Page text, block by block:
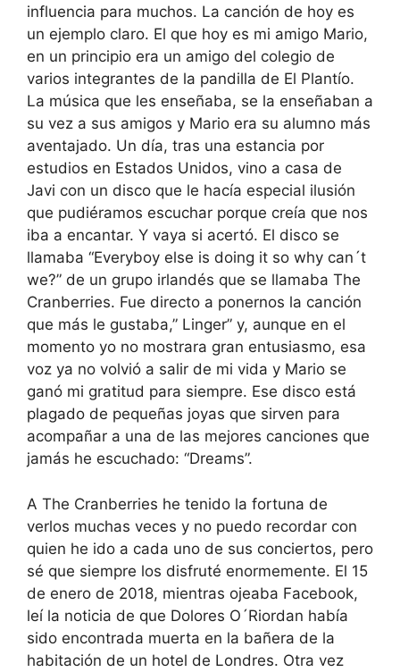
influencia para muchos. La canción de hoy es
un ejemplo claro. El que hoy es mi amigo Mario,
en un principio era un amigo del colegio de
varios integrantes de la pandilla de El Plantío.
La música que les enseñaba, se la enseñaban a
su vez a sus amigos y Mario era su alumno más
aventajado. Un día, tras una estancia por
estudios en Estados Unidos, vino a casa de
Javi con un disco que le hacía especial ilusión
que pudiéramos escuchar porque creía que nos
iba a encantar. Y vaya si acertó. El disco se
llamaba “Everyboy else is doing it so why can´t
we?” de un grupo irlandés que se llamaba The
Cranberries. Fue directo a ponernos la canción
que más le gustaba,” Linger” y, aunque en el
momento yo no mostrara gran entusiasmo, esa
voz ya no volvió a salir de mi vida y Mario se
ganó mi gratitud para siempre. Ese disco está
plagado de pequeñas joyas que sirven para
acompañar a una de las mejores canciones que
jamás he escuchado: “Dreams”.
A The Cranberries he tenido la fortuna de
verlos muchas veces y no puedo recordar con
quien he ido a cada uno de sus conciertos, pero
sé que siempre los disfruté enormemente. El 15
de enero de 2018, mientras ojeaba Facebook,
leí la noticia de que Dolores O´Riordan había
sido encontrada muerta en la bañera de la
habitación de un hotel de Londres. Otra vez